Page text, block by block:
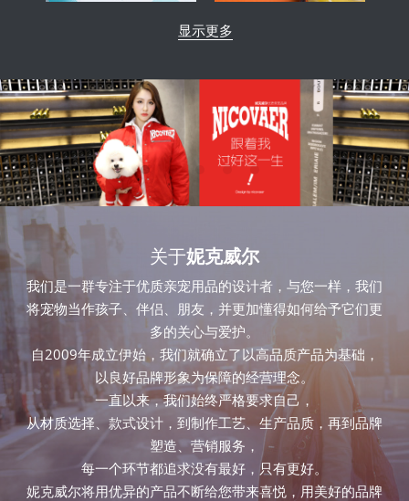
显示更多
关于妮克威尔
我们是一群专注于优质亲宠用品的设计者，与您一样，我们
将宠物当作孩子、伴侣、朋友，并更加懂得如何给予它们更
多的关心与爱护。
自2009年成立伊始，我们就确立了以高品质产品为基础，
以良好品牌形象为保障的经营理念。
一直以来，我们始终严格要求自己，
从材质选择、款式设计，到制作工艺、生产品质，再到品牌
塑造、营销服务，
每一个环节都追求没有最好，只有更好。
妮克威尔将用优异的产品不断给您带来喜悦，用美好的品牌